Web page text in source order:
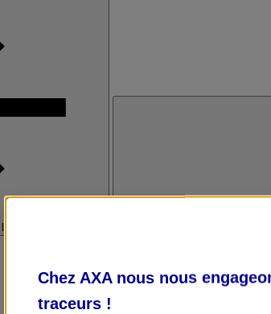
section précédente
Chez AXA nous nous
traceurs !